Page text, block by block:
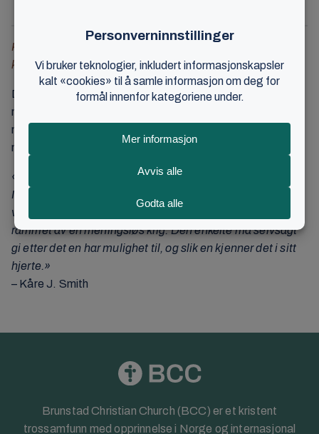
Kollekten er nå avsluttet. Det kom inn 3,9 millioner norske
kroner.
Dette gjenspeiler den nestekjærlighet som vil hjelpe når
noen lider nød. Flere lokalmenigheter og
misjonsorganisasjoner i Europa bruker også sine
møtelokaler til å ta imot og hjelpe mennesker på flukt.
«
Vi må fortsatt være med i bønn for folk og land i Ukraina.
Mange er i stor nød og på flukt, og de som ønsker det kan
være med å gi en gave som kan hjelpe mennesker som er
rammet av en meningsløs krig. Den enkelte må selvsagt
gi etter det en har mulighet til, og slik en kjenner det i sitt
hjerte.»
– Kåre J. Smith
Brunstad Christian Church (BCC) er et kristent
trossamfunn med opprinnelse i Norge og internasjonal